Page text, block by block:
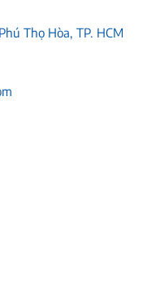
Thọ Hòa, TP. HCM